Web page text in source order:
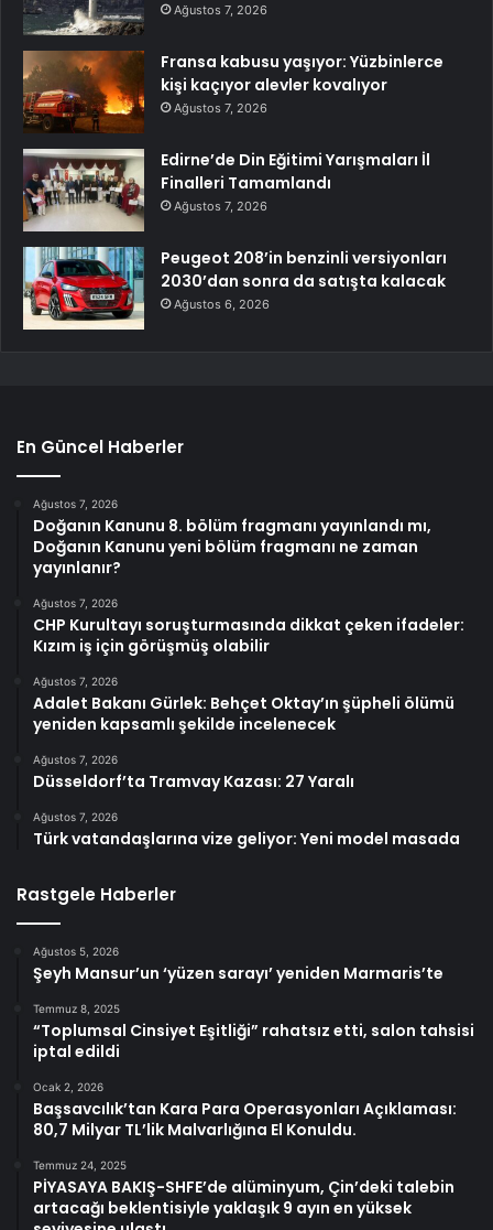
Ağustos 7, 2026
Fransa kabusu yaşıyor: Yüzbinlerce
kişi kaçıyor alevler kovalıyor
Ağustos 7, 2026
Edirne’de Din Eğitimi Yarışmaları İl
Finalleri Tamamlandı
Ağustos 7, 2026
Peugeot 208’in benzinli versiyonları
2030’dan sonra da satışta kalacak
Ağustos 6, 2026
En Güncel Haberler
Ağustos 7, 2026
Doğanın Kanunu 8. bölüm fragmanı yayınlandı mı,
Doğanın Kanunu yeni bölüm fragmanı ne zaman
yayınlanır?
Ağustos 7, 2026
CHP Kurultayı soruşturmasında dikkat çeken ifadeler:
Kızım iş için görüşmüş olabilir
Ağustos 7, 2026
Adalet Bakanı Gürlek: Behçet Oktay’ın şüpheli ölümü
yeniden kapsamlı şekilde incelenecek
Ağustos 7, 2026
Düsseldorf’ta Tramvay Kazası: 27 Yaralı
Ağustos 7, 2026
Türk vatandaşlarına vize geliyor: Yeni model masada
Rastgele Haberler
Ağustos 5, 2026
Şeyh Mansur’un ‘yüzen sarayı’ yeniden Marmaris’te
Temmuz 8, 2025
“Toplumsal Cinsiyet Eşitliği” rahatsız etti, salon tahsisi
iptal edildi
Ocak 2, 2026
Başsavcılık’tan Kara Para Operasyonları Açıklaması:
80,7 Milyar TL’lik Malvarlığına El Konuldu.
Temmuz 24, 2025
PİYASAYA BAKIŞ-SHFE’de alüminyum, Çin’deki talebin
artacağı beklentisiyle yaklaşık 9 ayın en yüksek